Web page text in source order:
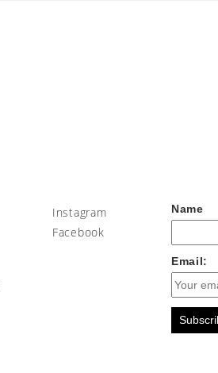
Instagram
Facebook
Name
Email: